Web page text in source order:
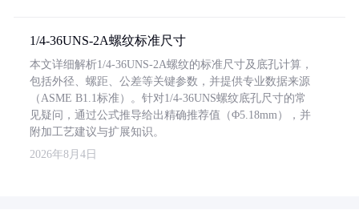
1/4-36UNS-2A螺纹标准尺寸
本文详细解析1/4-36UNS-2A螺纹的标准尺寸及底孔计算，
包括外径、螺距、公差等关键参数，并提供专业数据来源
（ASME B1.1标准）。针对1/4-36UNS螺纹底孔尺寸的常
见疑问，通过公式推导给出精确推荐值（Φ5.18mm），并
附加工艺建议与扩展知识。
2026年8月4日